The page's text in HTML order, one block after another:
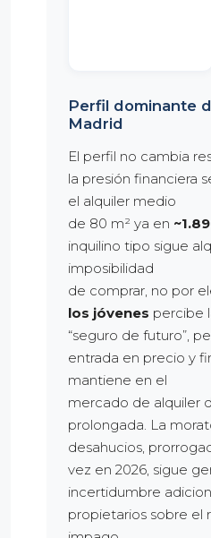
Perfil dominante
Madrid
El perfil no cambia
la presión financiera
el alquiler medio
de 80 m² ya en
inquilino tipo sigue
imposibilidad
de comprar, no por
los jóvenes percibe
“seguro de futuro”,
entrada en precio y
mantiene en el
mercado de alquiler
prolongada. La
desahucios,
vez en 2026, sigue
incertidumbre
propietarios sobre el